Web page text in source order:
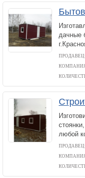
дачные
ПРОДАВЕЦ:
КОМПАНИЯ
любой
ПРОДАВЕЦ:
КОМПАНИЯ